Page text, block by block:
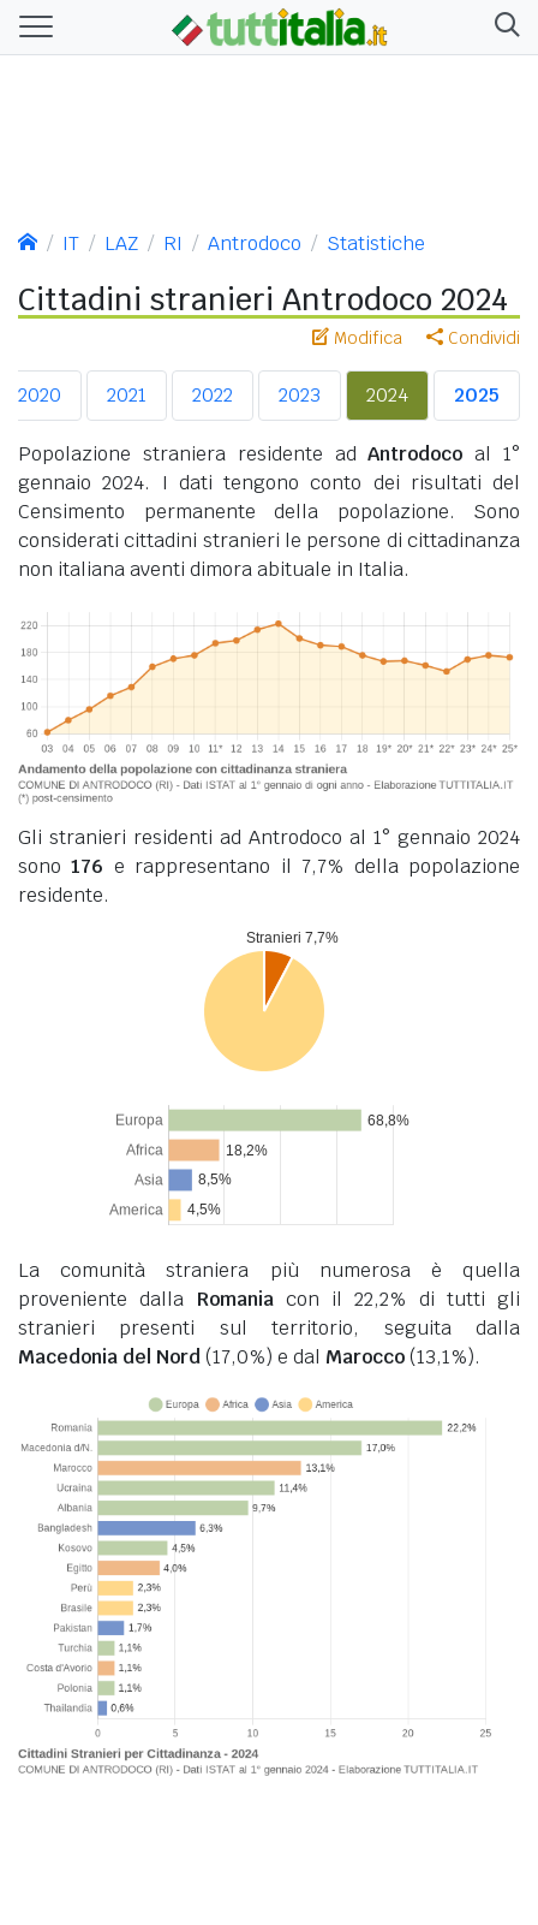
IT LAZ RI Antrodoco Statistiche
Cittadini stranieri Antrodoco 2024
Modifica Condividi
2020 2021 2022 2023 2024 2025
Popolazione straniera residente adAntrodoco al 1°
gennaio 2024. I dati tengono conto dei risultati del
Censimento permanente della popolazione. Sono
considerati cittadini stranieri le persone di cittadinanza
non italiana aventi dimora abituale in Italia.
Gli stranieri residenti ad Antrodoco al 1° gennaio 2024
sono176 e rappresentano il 7,7% della popolazione
residente.
La comunità straniera più numerosa è quella
proveniente dalla Romaniacon il 22,2% di tutti gli
stranieri presenti sul territorio, seguita dalla
Macedonia del Nord(17,0%) e dal Marocco(13,1%).